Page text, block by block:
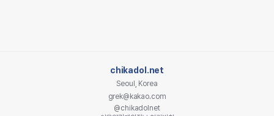
chikadol.net
Seoul, Korea
grek@kakao.com
@chikadolnet